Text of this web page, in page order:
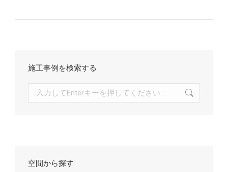
施工事例を検索する
空間から探す